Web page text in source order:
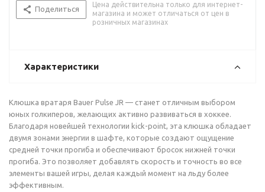
Поделиться
Цена действительна только для интернет-
магазина и может отличаться от цен в
розничных магазинах
Характеристики
Клюшка вратаря Bauer Pulse JR — станет отличным выбором
юных голкиперов, желающих активно развиваться в хоккее.
Благодаря новейшей технологии kick-point, эта клюшка обладает
двумя зонами энергии в шафте, которые создают ощущение
средней точки прогиба и обеспечивают бросок нижней точки
прогиба. Это позволяет добавлять скорость и точность во все
элементы вашей игры, делая каждый момент на льду более
эффективным.